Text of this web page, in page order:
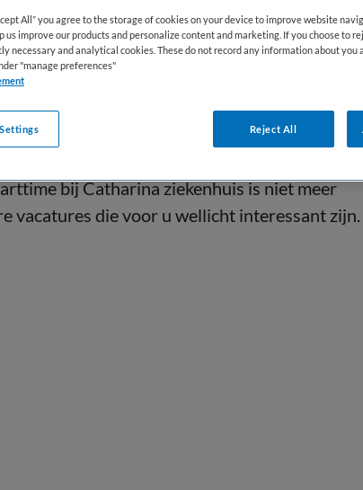
Parttime
bij Catharina ziekenhuis is niet meer
vacatures die voor u wellicht interessant zijn.
All” you agree to the storage of cookies on your device to improve website
us improve our products and personalize content and marketing. If you choose to
necessary and analytical cookies. These do not record any information about you
"manage preferences"
Reject All